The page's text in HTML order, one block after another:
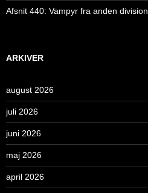
Afsnit 440: Vampyr fra anden division
ARKIVER
august 2026
juli 2026
juni 2026
maj 2026
april 2026